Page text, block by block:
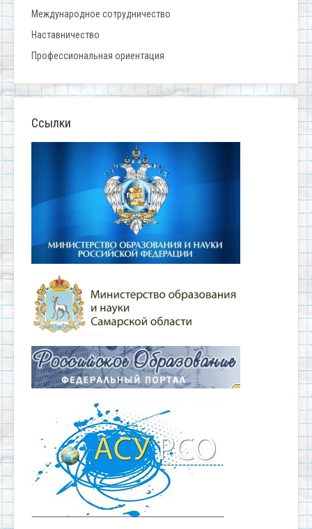
Международное сотрудничество
Наставничество
Профессиональная ориентация
Ссылки